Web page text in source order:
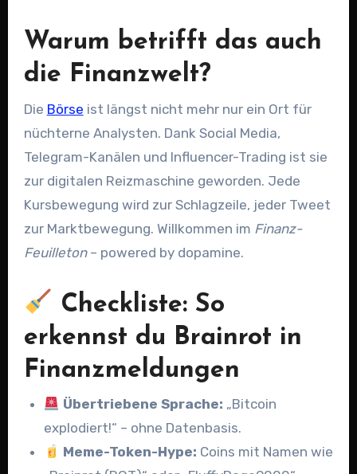
Warum betrifft das auch
die Finanzwelt?
Die Börse ist längst nicht mehr nur ein Ort für
nüchterne Analysten. Dank Social Media,
Telegram-Kanälen und Influencer-Trading ist sie
zur digitalen Reizmaschine geworden. Jede
Kursbewegung wird zur Schlagzeile, jeder Tweet
zur Marktbewegung. Willkommen im Finanz-
Feuilleton– powered by dopamine.
Checkliste: So
erkennst du Brainrot in
Finanzmeldungen
Übertriebene Sprache: „Bitcoin
explodiert!“ – ohne Datenbasis.
Meme-Token-Hype: Coins mit Namen wie